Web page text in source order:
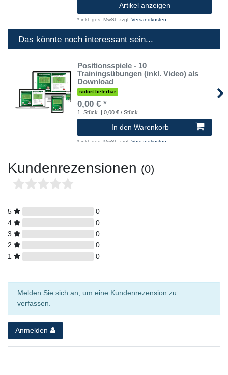
Artikel anzeigen
* inkl. ges. MwSt. zzgl. Versandkosten
Das könnte noch interessant sein...
Positionsspiele - 10
Trainingsübungen (inkl. Video) als
Download
sofort lieferbar
0,00 € *
1 Stück | 0,00 € / Stück
In den Warenkorb
* inkl. ges. MwSt. zzgl. Versandkosten
Kundenrezensionen (0)
5
0
4
0
3
0
2
0
1
0
Melden Sie sich an, um eine Kundenrezension zu
verfassen.
Anmelden